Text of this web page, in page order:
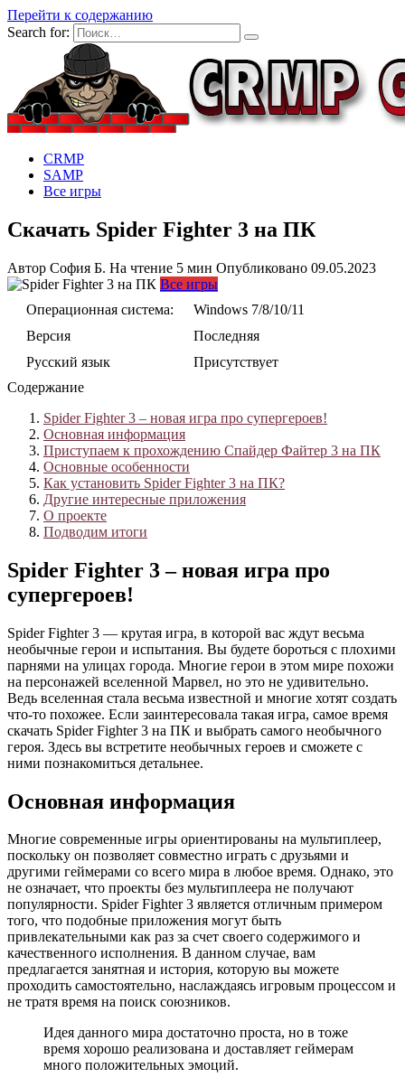
Перейти к содержанию
Search for:
CRMP
SAMP
Все игры
Скачать Spider Fighter 3 на ПК
Автор София Б. На чтение 5 мин Опубликовано 09.05.2023
Все игры
Операционная система:
Windows 7/8/10/11
Версия
Последняя
Русский язык
Присутствует
Содержание
Spider Fighter 3 – новая игра про супергероев!
Основная информация
Приступаем к прохождению Спайдер Файтер 3 на ПК
Основные особенности
Как установить Spider Fighter 3 на ПК?
Другие интересные приложения
О проекте
Подводим итоги
Spider Fighter 3 – новая игра про
супергероев!
Spider Fighter 3 — крутая игра, в которой вас ждут весьма
необычные герои и испытания. Вы будете бороться с плохими
парнями на улицах города. Многие герои в этом мире похожи
на персонажей вселенной Марвел, но это не удивительно.
Ведь вселенная стала весьма известной и многие хотят создать
что-то похожее. Если заинтересовала такая игра, самое время
скачать Spider Fighter 3 на ПК и выбрать самого необычного
героя. Здесь вы встретите необычных героев и сможете с
ними познакомиться детальнее.
Основная информация
Многие современные игры ориентированы на мультиплеер,
поскольку он позволяет совместно играть с друзьями и
другими геймерами со всего мира в любое время. Однако, это
не означает, что проекты без мультиплеера не получают
популярности. Spider Fighter 3 является отличным примером
того, что подобные приложения могут быть
привлекательными как раз за счет своего содержимого и
качественного исполнения. В данном случае, вам
предлагается занятная и история, которую вы можете
проходить самостоятельно, наслаждаясь игровым процессом и
не тратя время на поиск союзников.
Идея данного мира достаточно проста, но в тоже
время хорошо реализована и доставляет геймерам
много положительных эмоций.